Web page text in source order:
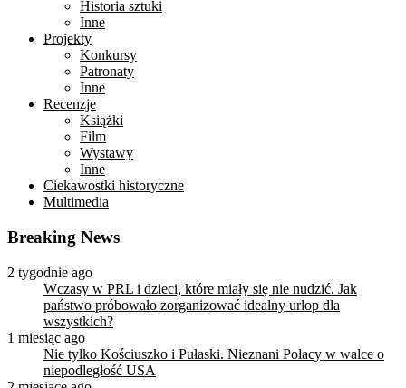
Historia sztuki
Inne
Projekty
Konkursy
Patronaty
Inne
Recenzje
Książki
Film
Wystawy
Inne
Ciekawostki historyczne
Multimedia
Breaking News
2 tygodnie ago
Wczasy w PRL i dzieci, które miały się nie nudzić. Jak
państwo próbowało zorganizować idealny urlop dla
wszystkich?
1 miesiąc ago
Nie tylko Kościuszko i Pułaski. Nieznani Polacy w walce o
niepodległość USA